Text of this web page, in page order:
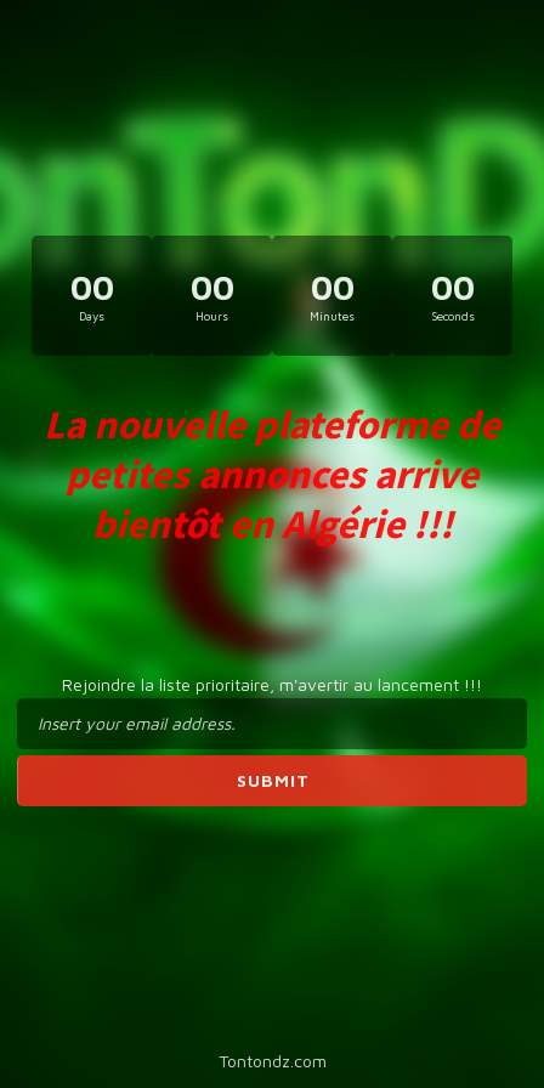
00
Days
00
Hours
00
Minutes
00
Seconds
La nouvelle plateforme de
petites annonces arrive
bientôt en Algérie !!!
Rejoindre la liste prioritaire, m'avertir au lancement !!!
Tontondz.com